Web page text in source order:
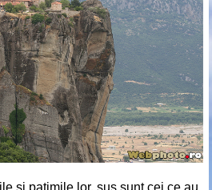
şi patimile lor, sus sunt cei ce au